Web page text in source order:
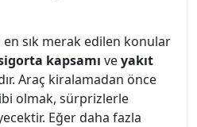
sık merak edilen konular
kapsamı veyakıt
Araç kiralamadan önce
olmak, sürprizlerle
Eğer daha fazla